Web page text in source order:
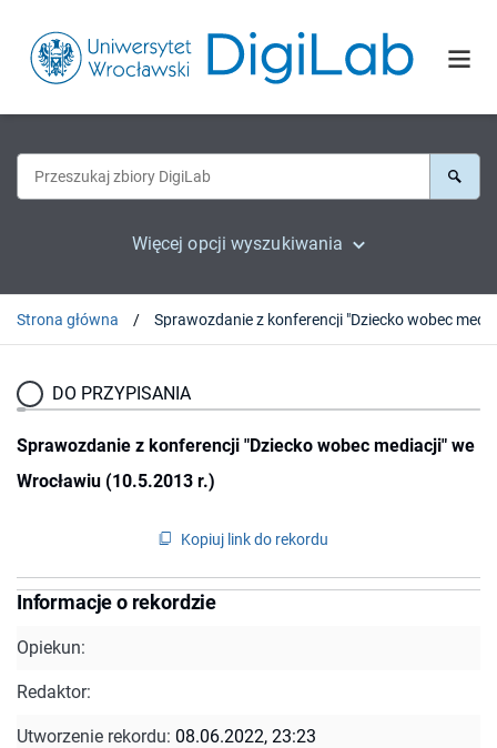
Więcej opcji wyszukiwania
Strona główna
DO PRZYPISANIA
Sprawozdanie z konferencji "Dziecko wobec mediacji" we
Wrocławiu (10.5.2013 r.)
Kopiuj link do rekordu
Informacje o rekordzie
Opiekun:
Redaktor:
Utworzenie rekordu: 08.06.2022, 23:23